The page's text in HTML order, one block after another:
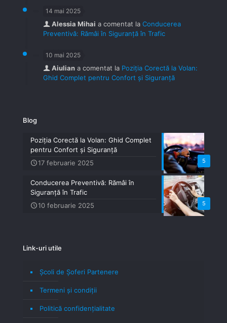
14 mai 2025
Alessia Mihai a comentat la Conducerea
Preventivă: Rămâi în Siguranță în Trafic
10 mai 2025
Aiulian a comentat la Poziția Corectă la Volan:
Ghid Complet pentru Confort și Siguranță
Blog
5
Poziția Corectă la Volan: Ghid Complet
pentru Confort și Siguranță
17 februarie 2025
5
Conducerea Preventivă: Rămâi în
Siguranță în Trafic
10 februarie 2025
Link-uri utile
Școli de Șoferi Partenere
Termeni şi condiţii
Politică confidenţialitate